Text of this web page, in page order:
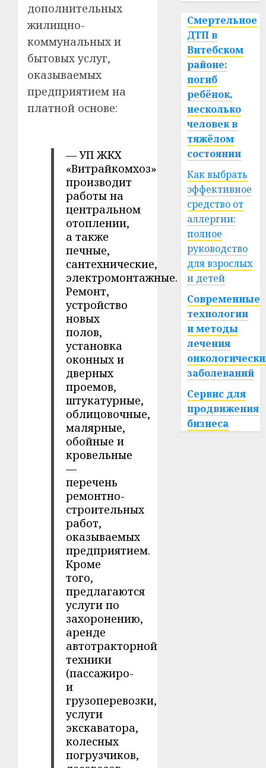
дополнительных
жилищно-
коммунальных и
бытовых услуг,
оказываемых
предприятием на
платной основе:
— УП ЖКХ
«Витрайкомхоз»
производит
работы на
центральном
отоплении,
а также
печные,
сантехнические,
электромонтажные.
Ремонт,
устройство
новых
полов,
установка
оконных и
дверных
проемов,
штукатурные,
облицовочные,
малярные,
обойные и
кровельные
—
перечень
ремонтно-
строительных
работ,
оказываемых
предприятием.
Кроме
того,
предлагаются
услуги по
захоронению,
аренде
автотракторной
техники
(пассажиро-
и
грузоперевозки,
услуги
экскаватора,
колесных
погрузчиков,
Смертельное
ДТП в
Витебском
районе:
погиб
ребёнок,
несколько
человек в
тяжёлом
состоянии
Как выбрать
эффективное
средство от
аллергии:
полное
руководство
для взрослых
и детей
Современные
технологии
и методы
лечения
заболеваний
Сервис для
продвижения
бизнеса